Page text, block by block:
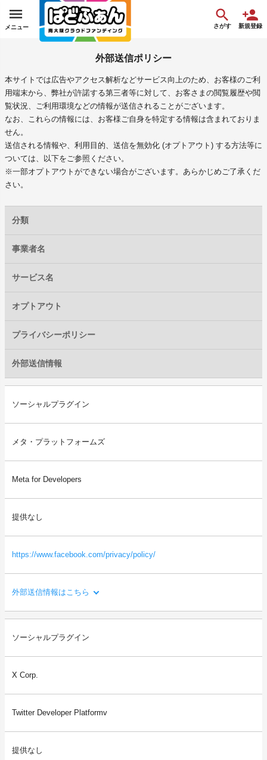
メニュー さがす 新規登録
外部送信ポリシー
本サイトでは広告やアクセス解析などサービス向上のため、お客様のご利
用端末から、弊社が許諾する第三者等に対して、お客さまの閲覧履歴や閲
覧状況、ご利用環境などの情報が送信されることがございます。
なお、これらの情報には、お客様ご自身を特定する情報は含まれておりま
せん。
送信される情報や、利用目的、送信を無効化 (オプトアウト) する方法等に
ついては、以下をご参照ください。
※一部オプトアウトができない場合がございます。あらかじめご了承くだ
さい。
分類
事業者名
サービス名
オプトアウト
プライバシーポリシー
外部送信情報
ソーシャルプラグイン
メタ・プラットフォームズ
Meta for Developers
提供なし
https://www.facebook.com/privacy/policy/
外部送信情報はこちら
利用目的：
ログインのためのアカウント連携を提供するため。
・本サイトを閲覧した端末の情報（OS、ブラウザ情報、IPアドレ
ス、画面解像度など）
ルなど）
ソーシャルプラグイン
X Corp.
Twitter Developer Platformv
提供なし